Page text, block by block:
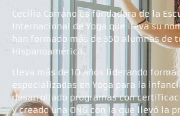
Cecilia Carrano es fundadora de la
Internacional de Yoga que lleva su
han formado más de 350 alumnas de
Hispanoamérica.
Lleva más de 10 años liderando
especializadas en Yoga para la
desarrollado programas con
y creado una ONG con la que llevó la